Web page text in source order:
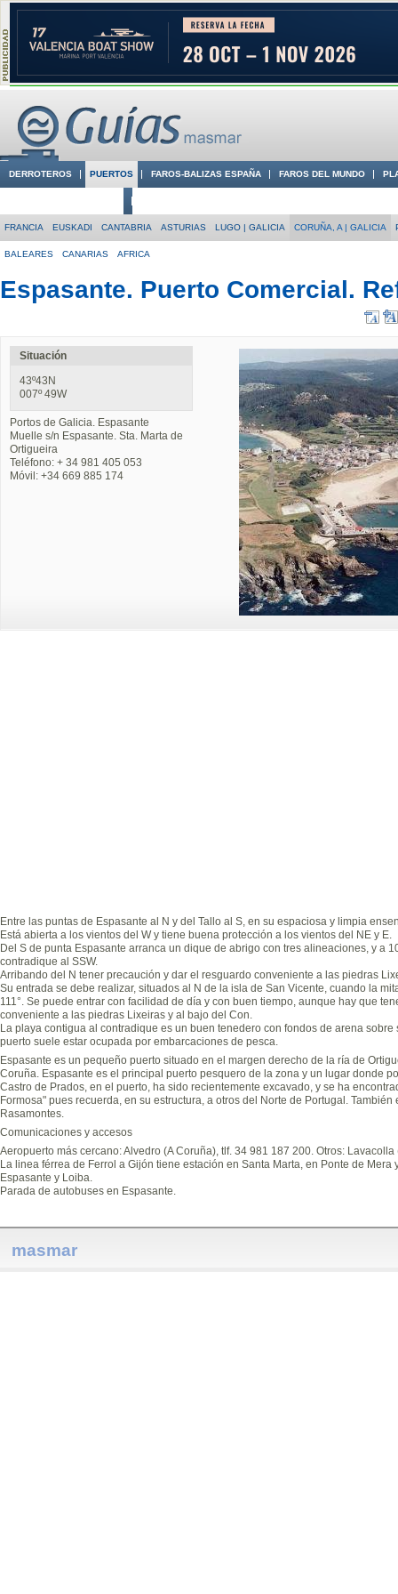
DERROTEROS PUERTOS FAROS-BALIZAS ESPAÑA FAROS DEL MUNDO
FRANCIA EUSKADI CANTABRIA ASTURIAS LUGO | GALICIA CORUÑA, A | GALICIA
BALEARES CANARIAS AFRICA
Espasante. Puerto Comercial.
Situación
43º43N
007º 49W
Portos de Galicia. Espasante
Muelle s/n Espasante. Sta. Marta de
Ortigueira
Teléfono: + 34 981 405 053
Móvil: +34 669 885 174
Entre las puntas de Espasante al N y del Tallo al S, en su espaciosa y limpia
Está abierta a los vientos del W y tiene buena protección a los vientos del NE y E.
Del S de punta Espasante arranca un dique de abrigo con tres alineaciones, y a
contradique al SSW.
Arribando del N tener precaución y dar el resguardo conveniente a las piedras
Su entrada se debe realizar, situados al N de la isla de San Vicente, cuando la
111°. Se puede entrar con facilidad de día y con buen tiempo, aunque hay que
conveniente a las piedras Lixeiras y al bajo del Con.
La playa contigua al contradique es un buen tenedero con fondos de arena
puerto suele estar ocupada por embarcaciones de pesca.
Espasante es un pequeño puerto situado en el margen derecho de la ría de
Coruña. Espasante es el principal puerto pesquero de la zona y un lugar donde
Castro de Prados, en el puerto, ha sido recientemente excavado, y se ha
Formosa" pues recuerda, en su estructura, a otros del Norte de Portugal.
Rasamontes.
Comunicaciones y accesos
Aeropuerto más cercano: Alvedro (A Coruña), tlf. 34 981 187 200. Otros:
La linea férrea de Ferrol a Gijón tiene estación en Santa Marta, en Ponte de
Espasante y Loiba.
Parada de autobuses en Espasante.
masmar